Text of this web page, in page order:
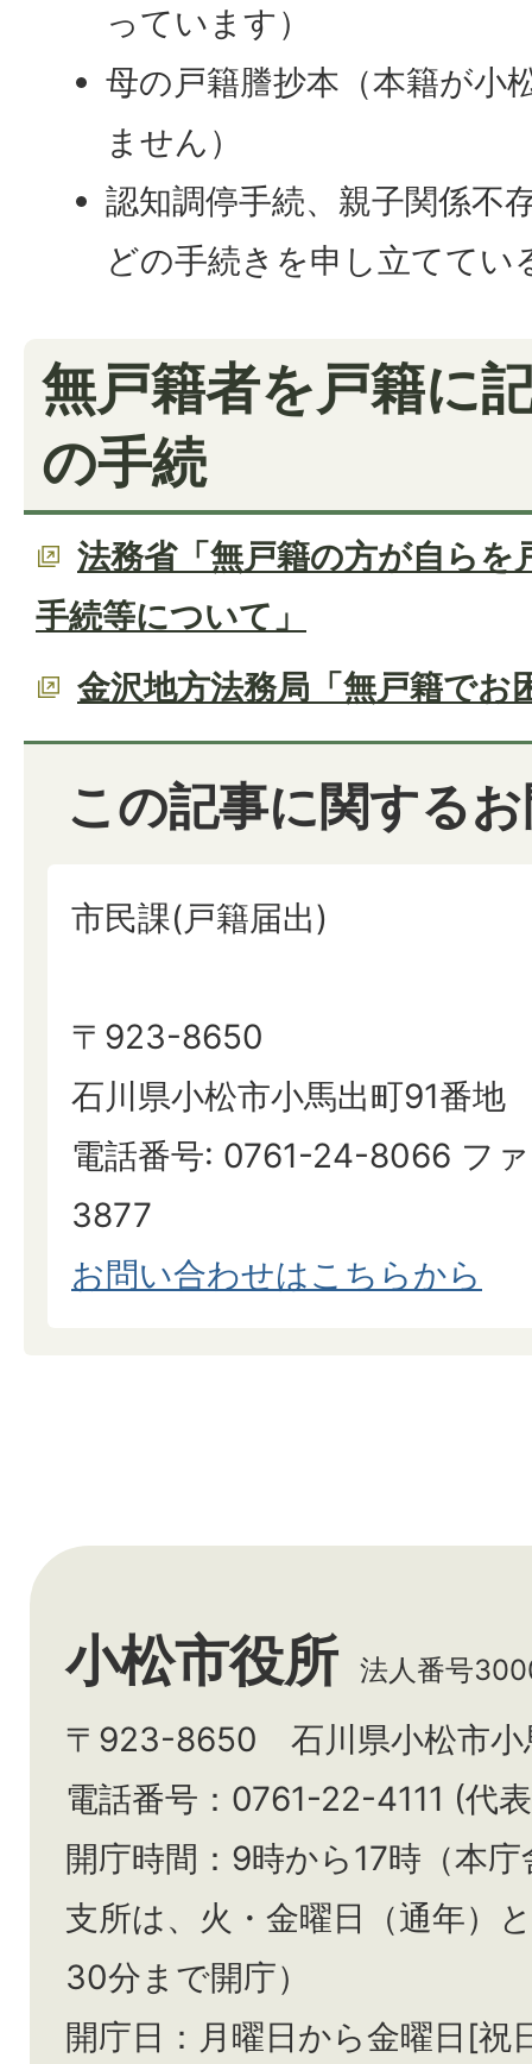
っています）
母の戸籍謄抄本（本籍が小
ません）
認知調停手続、親子関係不
どの手続きを申し立ててい
無戸籍者を戸籍に
の手続
法務省「無戸籍の方が自らを
手続等について」
金沢地方法務局「無戸籍でお
この記事に関する
市民課(戸籍届出)
〒923-8650
石川県小松市小馬出町91番地
電話番号: 0761-24-8066 フ
3877
お問い合わせはこちらから
小松市役所 法人番号
〒923-8650 石川県小松市小
電話番号：0761-22-4111 (代
開庁時間：9時から17時（本
支所は、火・金曜日（通年）と
30分まで開庁）
開庁日：月曜日から金曜日[祝